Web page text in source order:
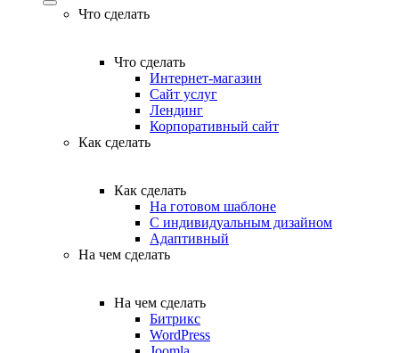
Что сделать
Что сделать
Интернет-магазин
Сайт услуг
Лендинг
Корпоративный сайт
Как сделать
Как сделать
На готовом шаблоне
С индивидуальным дизайном
Адаптивный
На чем сделать
На чем сделать
Битрикс
WordPress